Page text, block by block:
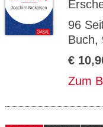
96
Buch,
€
Zum